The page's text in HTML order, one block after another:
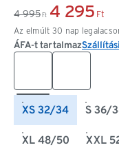
4 995 Ft 4 295 Ft
Az elmúlt 30 nap
ÁFA-t tartalmaz
XS 32/34 S 36/
XL 48/50 XXL